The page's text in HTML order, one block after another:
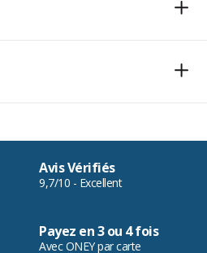
Avis Vérifiés
9,7/10 - Excellent
Payez en 3 ou 4 fois
Avec ONEY par carte